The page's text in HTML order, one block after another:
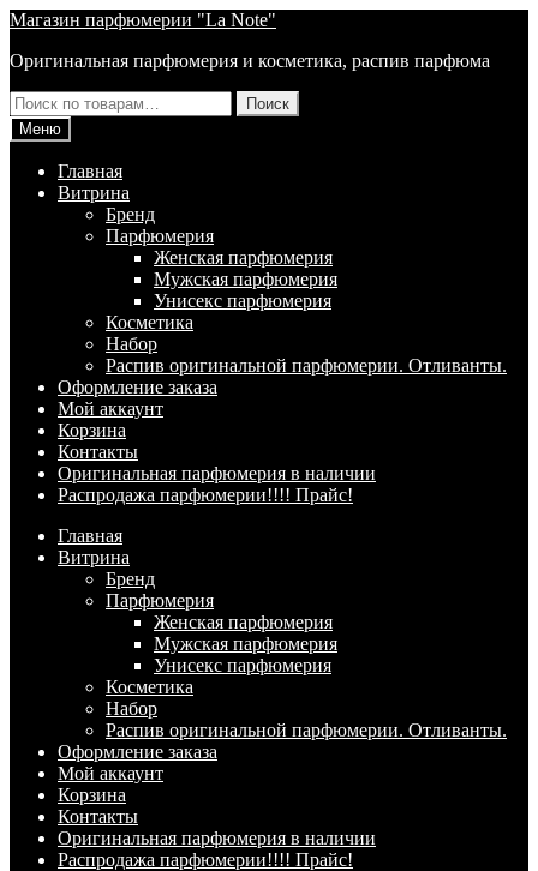
Перейти
навигации
Перейти
содержимому
Магазин парфюмерии "La Note"
Оригинальная парфюмерия и косметика, распив парфюма
Искать:
Поиск
Меню
Главная
Витрина
Брeнд
Парфюмерия
Женская парфюмерия
Мужская парфюмерия
Унисекс парфюмерия
Косметика
Набор
Распив оригинальной парфюмерии. Отливанты.
Оформление заказа
Мой аккаунт
Корзина
Контакты
Оригинальная парфюмерия в наличии
Распродажа парфюмерии!!!! Прайс!
Главная
Витрина
Брeнд
Парфюмерия
Женская парфюмерия
Мужская парфюмерия
Унисекс парфюмерия
Косметика
Набор
Распив оригинальной парфюмерии. Отливанты.
Оформление заказа
Мой аккаунт
Корзина
Контакты
Оригинальная парфюмерия в наличии
Распродажа парфюмерии!!!! Прайс!